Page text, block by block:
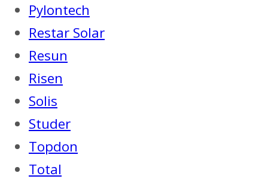
Pylontech
Restar Solar
Resun
Risen
Solis
Studer
Topdon
Total